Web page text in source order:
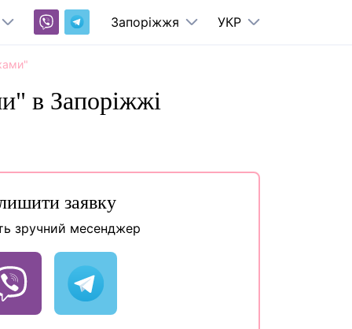
Запоріжжя УКР
в Запоріжжі
заявку
зручний месенджер